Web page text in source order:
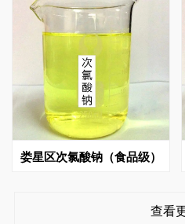
娄星区次氯酸钠（食品级）
查看